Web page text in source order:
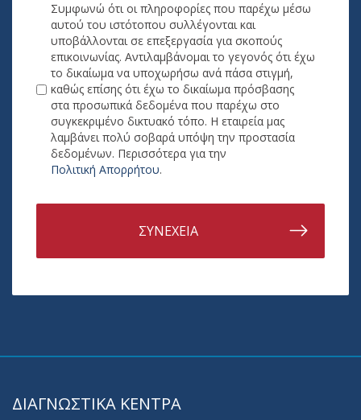
Συμφωνώ ότι οι πληροφορίες που παρέχω μέσω
αυτού του ιστότοπου συλλέγονται και
υποβάλλονται σε επεξεργασία για σκοπούς
επικοινωνίας. Αντιλαμβάνομαι το γεγονός ότι έχω
το δικαίωμα να υποχωρήσω ανά πάσα στιγμή,
καθώς επίσης ότι έχω το δικαίωμα πρόσβασης
στα προσωπικά δεδομένα που παρέχω στο
συγκεκριμένο δικτυακό τόπο. Η εταιρεία μας
λαμβάνει πολύ σοβαρά υπόψη την προστασία
δεδομένων. Περισσότερα για την
Πολιτική Απορρήτου.
ΣΥΝΕΧΕΙΑ
ΔΙΑΓΝΩΣΤΙΚΑ ΚΕΝΤΡΑ